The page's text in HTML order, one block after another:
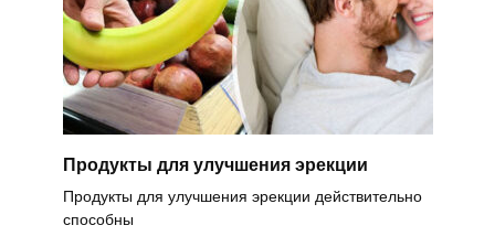
Продукты для улучшения эрекции
Продукты для улучшения эрекции действительно
способны